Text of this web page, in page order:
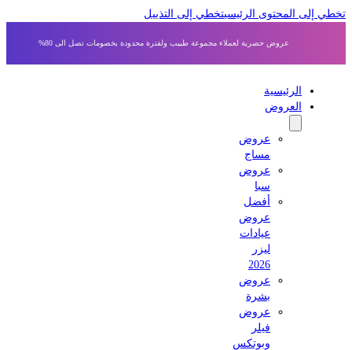
إلى المحتوى الرئيسي تخطي إلى التذييل
عروض حصرية لعملاء مجموعة طبيب ولفترة محدودة بخصومات تصل الى 80%
الرئيسية
العروض
عروض
مساج
عروض
أفضل
عروض
عيادات
عروض
بشرة
عروض
وبوتكس